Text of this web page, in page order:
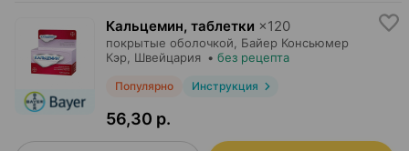
Кальцемин, таблетки ×120
покрытые оболочкой,
Байер Консьюмер
Кэр , Швейцария • без рецепта
Популярно Инструкция
56,30 р.